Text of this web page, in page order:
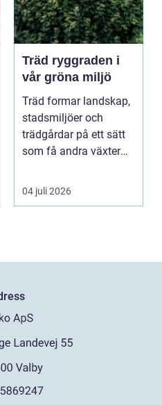
Träd ryggraden i
vår gröna miljö
Träd formar landskap,
stadsmiljöer och
trädgårdar på ett sätt
som få andra växter
04 juli 2026